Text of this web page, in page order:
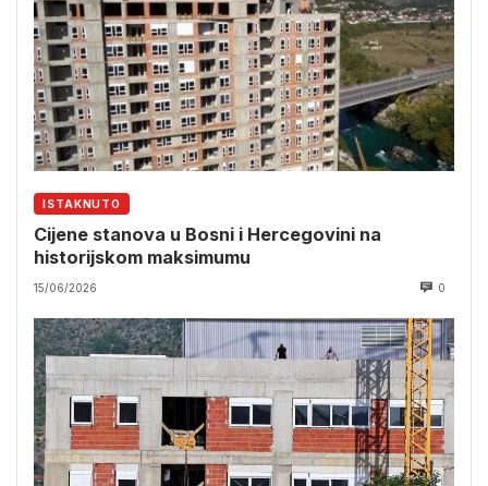
ISTAKNUTO
Cijene stanova u Bosni i Hercegovini na
historijskom maksimumu
15/06/2026 0